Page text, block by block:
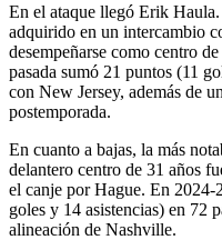
En el ataque llegó Erik
adquirido en un intercambio
desempeñarse como centro
pasada sumó 21 puntos (11
con New Jersey, además de
postemporada.
En cuanto a bajas, la más
delantero centro de 31 años
el canje por Hague. En 2024-
goles y 14 asistencias) en 72
alineación de Nashville.